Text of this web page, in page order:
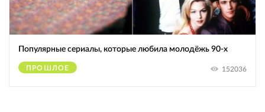
Популярные сериалы, которые любила молодёжь 90-х
ПРОШЛОЕ 152036